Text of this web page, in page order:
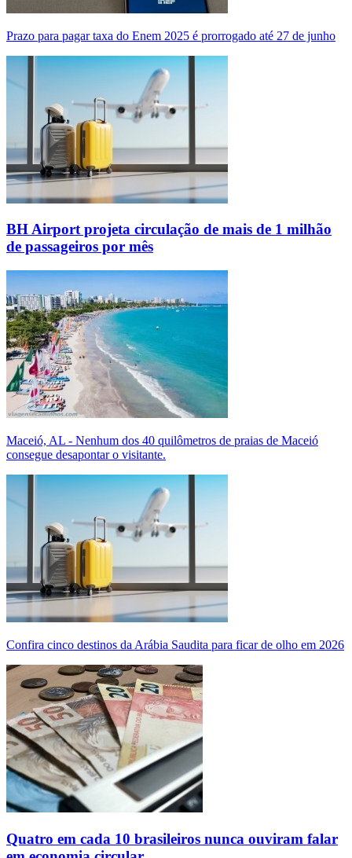
Prazo para pagar taxa do Enem 2025 é prorrogado até 27 de junho
BH Airport projeta circulação de mais de 1 milhão
de passageiros por mês
Maceió, AL - Nenhum dos 40 quilômetros de praias de Maceió
consegue desapontar o visitante.
Confira cinco destinos da Arábia Saudita para ficar de olho em 2026
Quatro em cada 10 brasileiros nunca ouviram falar